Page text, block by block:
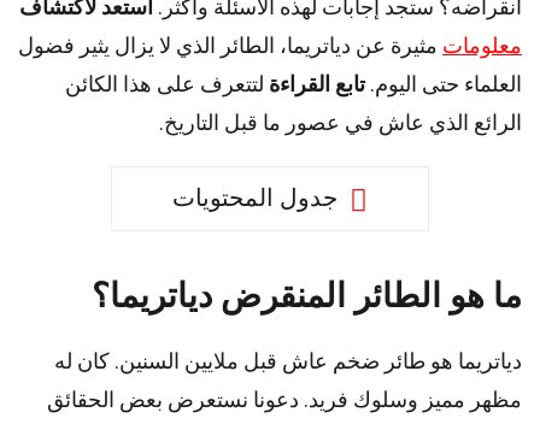
انقراضه؟ ستجد إجابات لهذه الأسئلة وأكثر. استعد لاكتشاف
معلومات مثيرة عن دياتريما، الطائر الذي لا يزال يثير فضول
العلماء حتى اليوم.تابع القراءة لتتعرف على هذا الكائن
الرائع الذي عاش في عصور ما قبل التاريخ.
جدول المحتويات
ما هو الطائر المنقرض دياتريما؟
دياتريما هو طائر ضخم عاش قبل ملايين السنين. كان له
مظهر مميز وسلوك فريد. دعونا نستعرض بعض الحقائق